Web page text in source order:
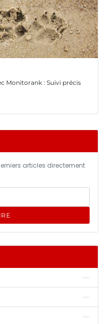
Monitorank : Suivi précis
articles directement